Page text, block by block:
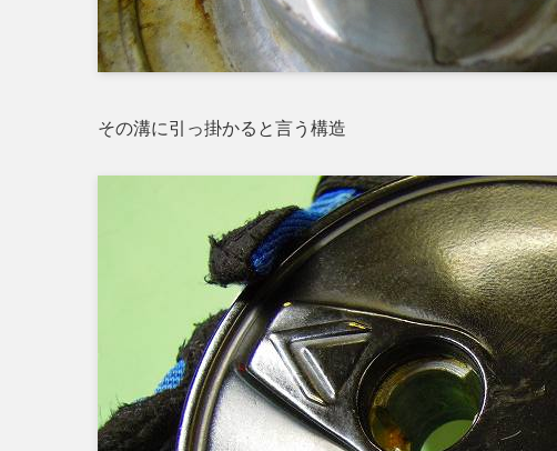
その溝に引っ掛かると言う構造